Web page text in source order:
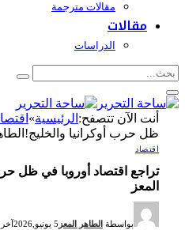
مقالات مترجمة
مقالات
الدراسات
أنت الآن تتصفح:الرئيسية»اقتصاد
ظل حرب أوكرانيا
اقتصاد
تراجع اقتصاد أوروبا في ظل حرب
المعز
بواسطة الطاهر المعز5 يونيو,2026 آخر